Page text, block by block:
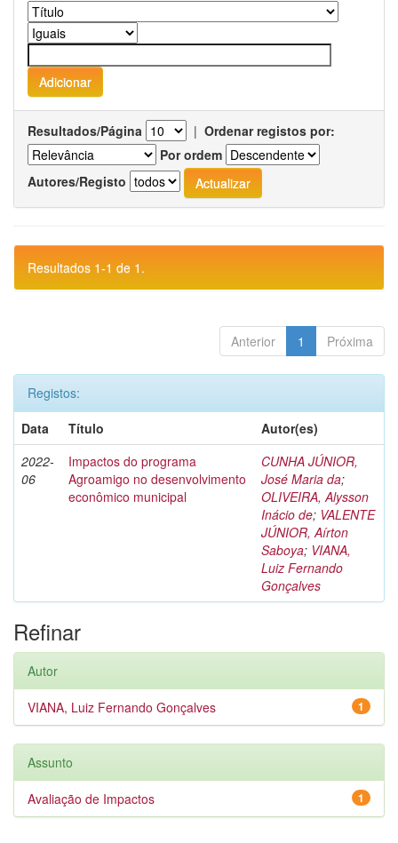
Resultados/Página | Ordenar registos por:
Por ordem
Autores/Registo
Resultados 1-1 de 1.
Anterior 1 Próxima
Registos:
Data
Título
Autor(es)
2022-
06
Impactos do programa
Agroamigo no desenvolvimento
econômico municipal
CUNHA JÚNIOR,
José Maria da;
OLIVEIRA, Alysson
Inácio de; VALENTE
JÚNIOR, Aírton
Saboya; VIANA,
Luiz Fernando
Gonçalves
Refinar
Autor
1
VIANA, Luiz Fernando Gonçalves
Assunto
1
Avaliação de Impactos